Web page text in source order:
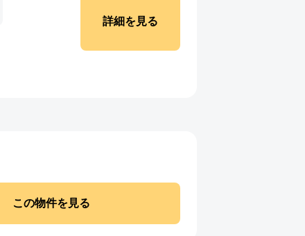
詳細を見る
この物件を見る